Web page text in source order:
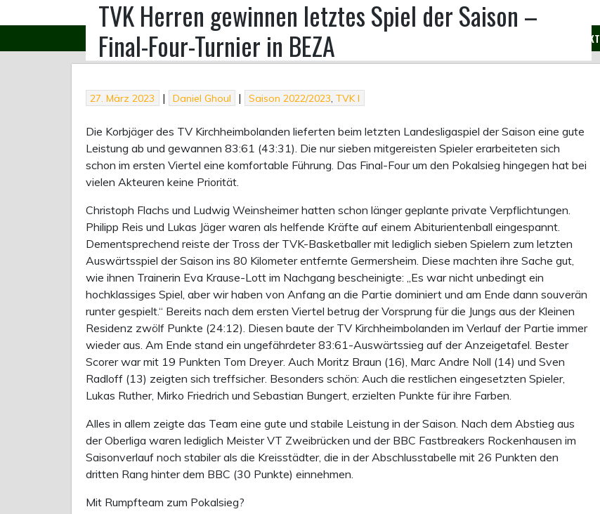
to
ABTEILUNG JUGEND KONTAKT
TVK Herren gewinnen letztes Spiel der Saison –
Final-Four-Turnier in BEZA
27. März 2023 | Daniel Ghoul | Saison 2022/2023 ,TVK I
Die Korbjäger des TV Kirchheimbolanden lieferten beim letzten Landesligaspiel der Saison eine gute
Leistung ab und gewannen 83:61 (43:31). Die nur sieben mitgereisten Spieler erarbeiteten sich
schon im ersten Viertel eine komfortable Führung. Das Final-Four um den Pokalsieg hingegen hat bei
vielen Akteuren keine Priorität.
Christoph Flachs und Ludwig Weinsheimer hatten schon länger geplante private Verpflichtungen.
Philipp Reis und Lukas Jäger waren als helfende Kräfte auf einem Abiturientenball eingespannt.
Dementsprechend reiste der Tross der TVK-Basketballer mit lediglich sieben Spielern zum letzten
Auswärtsspiel der Saison ins 80 Kilometer entfernte Germersheim. Diese machten ihre Sache gut,
wie ihnen Trainerin Eva Krause-Lott im Nachgang bescheinigte: „Es war nicht unbedingt ein
hochklassiges Spiel, aber wir haben von Anfang an die Partie dominiert und am Ende dann souverän
runter gespielt.“ Bereits nach dem ersten Viertel betrug der Vorsprung für die Jungs aus der Kleinen
Residenz zwölf Punkte (24:12). Diesen baute der TV Kirchheimbolanden im Verlauf der Partie immer
wieder aus. Am Ende stand ein ungefährdeter 83:61-Auswärtssieg auf der Anzeigetafel. Bester
Scorer war mit 19 Punkten Tom Dreyer. Auch Moritz Braun (16), Marc Andre Noll (14) und Sven
Radloff (13) zeigten sich treffsicher. Besonders schön: Auch die restlichen eingesetzten Spieler,
Lukas Ruther, Mirko Friedrich und Sebastian Bungert, erzielten Punkte für ihre Farben.
Alles in allem zeigte das Team eine gute und stabile Leistung in der Saison. Nach dem Abstieg aus
der Oberliga waren lediglich Meister VT Zweibrücken und der BBC Fastbreakers Rockenhausen im
Saisonverlauf noch stabiler als die Kreisstädter, die in der Abschlusstabelle mit 26 Punkten den
dritten Rang hinter dem BBC (30 Punkte) einnehmen.
Mit Rumpfteam zum Pokalsieg?